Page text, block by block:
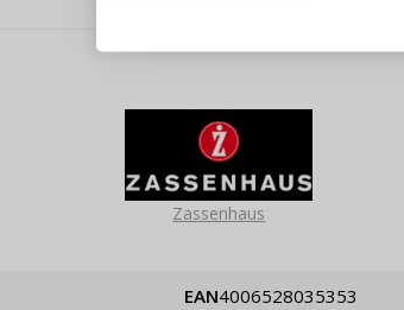
Zassenhaus
EAN 4006528035353
Live-Überblick über Änderungen an